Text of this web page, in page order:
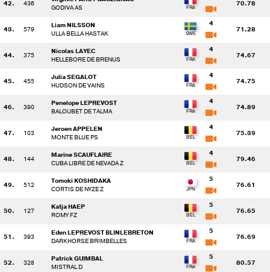
42. 436
GODIVA AS
70.78
43. 579
Liam NILSSON
ULLA BELLA HASTAK
4
71.28
44. 375
Nicolas LAYEC
HELLEBORE DE BRENUS
4
74.67
45. 455
Julia SEGALOT
HUDSON DE VAINS
4
74.75
46. 390
Penelope LEPREVOST
BALOUBET DE TALMA
4
74.89
47. 103
Jeroen APPELEN
MONTE BLUE PS
4
75.39
48. 144
Marine SCAUFLAIRE
CUBA LIBRE DE NEVADA Z
4
79.46
49. 512
Tomoki KOSHIDAKA
CORTIS DE NYZE Z
5
76.61
50. 127
Katja HAEP
ROMY FZ
5
76.65
51. 393
Eden LEPREVOST BLINLEBRETON
DARKHORSE BRIMBELLES
5
76.69
52. 328
Patrick GUIMBAL
MISTRAL D
5
80.57